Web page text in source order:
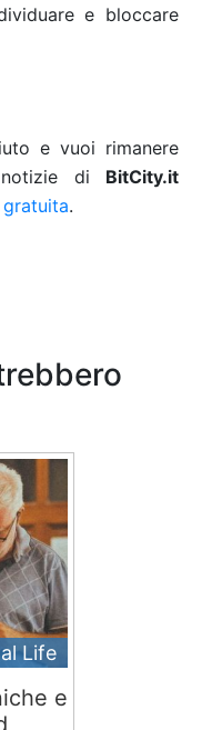
e bloccare
e vuoi rimanere
di BitCity.it
.
Life
e